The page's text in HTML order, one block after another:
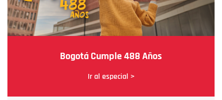
Bogotá Cumple 488 Años
Ir al especial >